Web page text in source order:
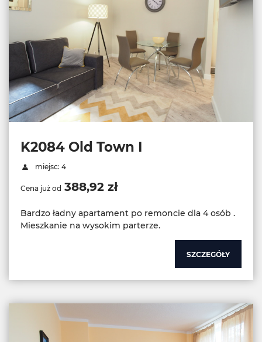
K2084 Old Town I
miejsc: 4
Cena już od 388,92 zł
Bardzo ładny apartament po remoncie dla 4 osób .
Mieszkanie na wysokim parterze.
SZCZEGÓŁY